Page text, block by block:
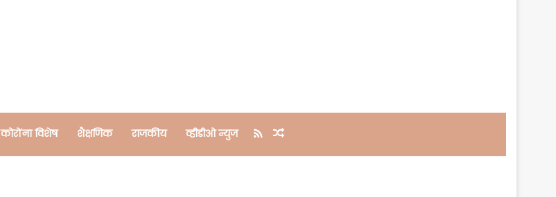
कोरोंना विशेष शैक्षणिक राजकीय व्हीडीओ न्युज RSS Random Article